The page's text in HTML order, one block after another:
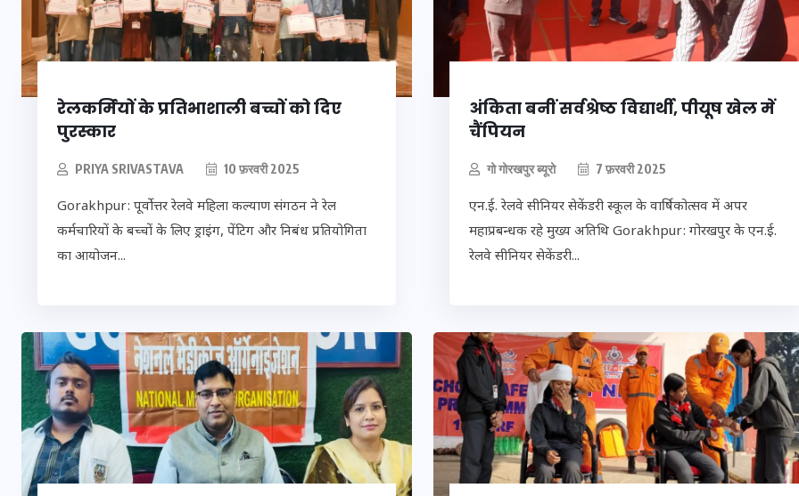
रेलकर्मियों के प्रतिभाशाली बच्चों को दिए
पुरस्कार
PRIYA SRIVASTAVA 10 फ़रवरी 2025
Gorakhpur: पूर्वाेत्तर रेलवे महिला कल्याण संगठन ने रेल
कर्मचारियों के बच्चों के लिए ड्राइंग, पेंटिग और निबंध प्रतियोगिता
का आयोजन...
अंकिता बनीं सर्वश्रेष्ठ विद्यार्थी, पीयूष खेल में
चैंपियन
गो गोरखपुर ब्यूरो 7 फ़रवरी 2025
एन.ई. रेलवे सीनियर सेकेंडरी स्कूल के वार्षिकोत्सव में अपर
महाप्रबन्धक रहे मुख्य अतिथि Gorakhpur: गोरखपुर के एन.ई.
रेलवे सीनियर सेकेंडरी...
16 दिसम्बर 2025 16 दिसम्बर 2025
पंखे के बीते 4 साल, उसे देख
भावुक हुए बृजभूषण सिंह,
कहा-यहीं तपकर बना सोना
20 जनवरी 2026
पंखे के बीते 4 साल, उसे देख
भावुक हुए बृजभूषण सिंह,
कहा-यहीं तपकर बना सोना
20 जनवरी 2026